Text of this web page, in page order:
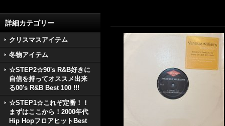
詳細カテゴリー
クリスマスアイテム
冬物アイテム
☆STEP2☆90's R&B好きに
自信を持ってオススメ出来
る00's R&B Best 100 !!!
☆STEP1☆これぞ定番！！
まずはここから！2000年代
Hip HopフロアヒットBest